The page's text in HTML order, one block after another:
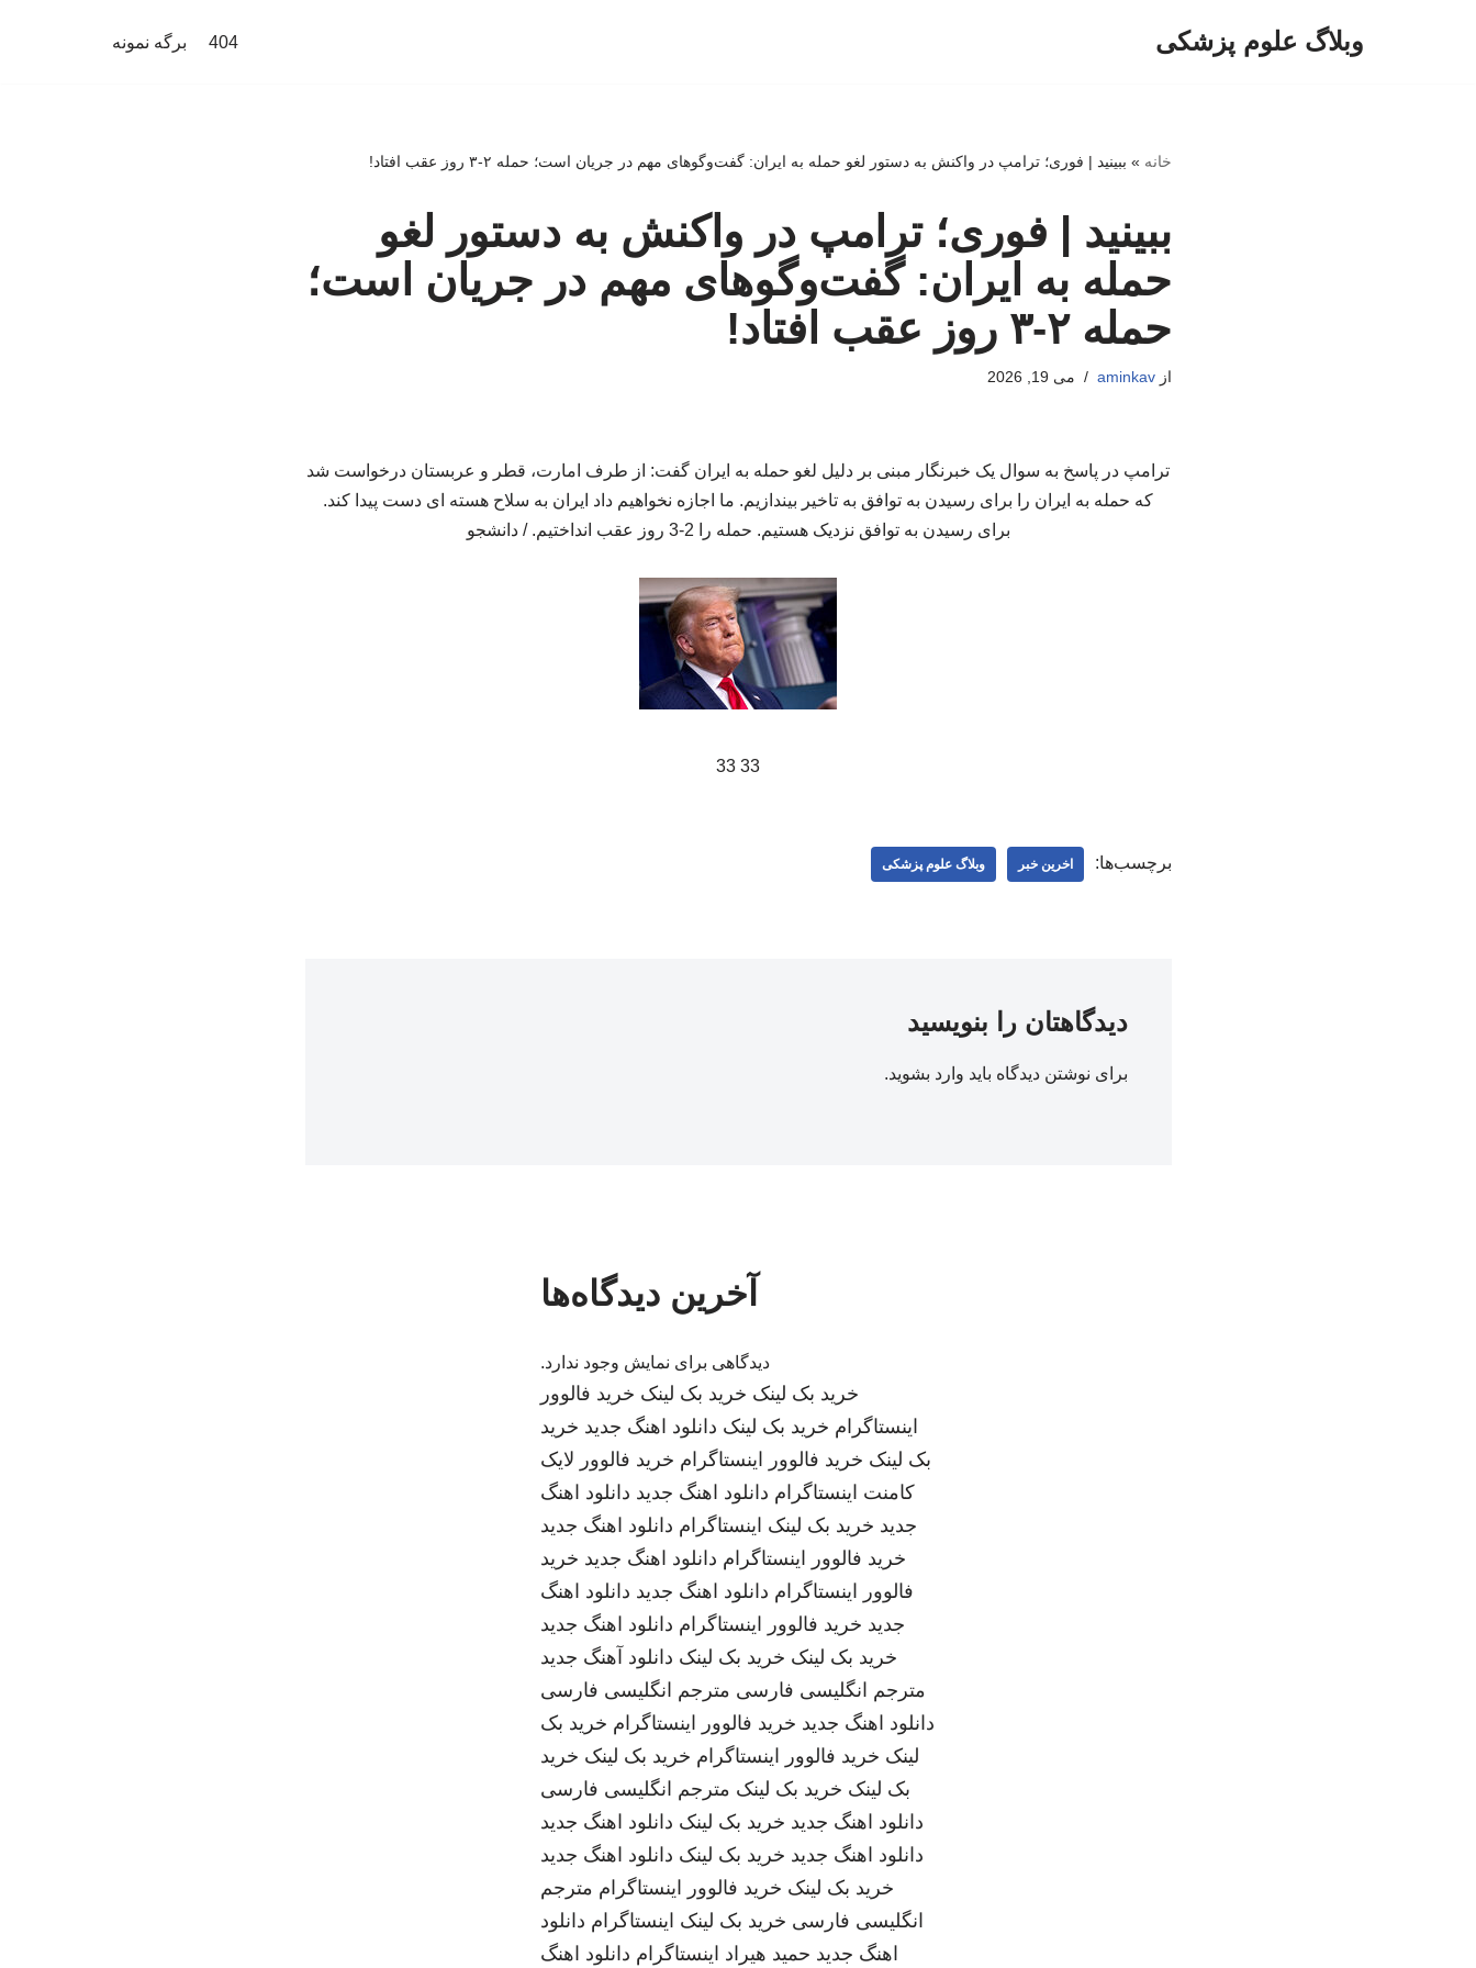
وبلاگ علوم پزشکی 404 برگه نمونه
خانه » ببینید | فوری؛ ترامپ در واکنش به دستور لغو حمله به ایران: گفت‌وگوهای مهم در جریان است؛ حمله ۲-۳ روز عقب افتاد!
ببینید | فوری؛ ترامپ در واکنش به دستور لغو
حمله به ایران: گفت‌وگوهای مهم در جریان است؛
حمله ۲-۳ روز عقب افتاد!
ازaminkav می 19, 2026
ترامپ در پاسخ به سوال یک خبرنگار مبنی بر دلیل لغو حمله به ایران گفت: از طرف امارت، قطر و عربستان درخواست شد
که حمله به ایران را برای رسیدن به توافق به تاخیر بیندازیم. ما اجازه نخواهیم داد ایران به سلاح هسته ای دست پیدا کند.
برای رسیدن به توافق نزدیک هستیم. حمله را 2-3 روز عقب انداختیم. / دانشجو
33 33
برچسب‌ها: اخرین خبر وبلاگ علوم پزشکی
دیدگاهتان را بنویسید
برای نوشتن دیدگاه باید وارد بشوید.
آخرین دیدگاه‌ها
دیدگاهی برای نمایش وجود ندارد.
خرید بک لینک خرید بک لینک خرید فالوور
اینستاگرام خرید بک لینک دانلود اهنگ جدید خرید
بک لینک خرید فالوور اینستاگرام خرید فالوور لایک
کامنت اینستاگرام دانلود اهنگ جدید دانلود اهنگ
جدید خرید بک لینک اینستاگرام دانلود اهنگ جدید
خرید فالوور اینستاگرام دانلود اهنگ جدید خرید
فالوور اینستاگرام دانلود اهنگ جدید دانلود اهنگ
جدید خرید فالوور اینستاگرام دانلود اهنگ جدید
خرید بک لینک خرید بک لینک دانلود آهنگ جدید
مترجم انگلیسی فارسی مترجم انگلیسی فارسی
دانلود اهنگ جدید خرید فالوور اینستاگرام خرید بک
لینک خرید فالوور اینستاگرام خرید بک لینک خرید
بک لینک خرید بک لینک مترجم انگلیسی فارسی
دانلود اهنگ جدید خرید بک لینک دانلود اهنگ جدید
دانلود اهنگ جدید خرید بک لینک دانلود اهنگ جدید
خرید بک لینک خرید فالوور اینستاگرام مترجم
انگلیسی فارسی خرید بک لینک اینستاگرام دانلود
اهنگ جدید حمید هیراد اینستاگرام دانلود اهنگ